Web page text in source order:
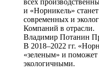
и «Норникель»
современных и
Компаний в отрасли.
Владимир Потанин
В 2018–2022 гг.
«зеленым» и поможет
экологичными.